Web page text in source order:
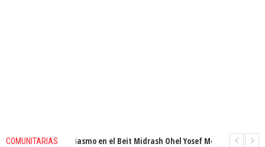
COMUNITARIAS
entusiasmo en el Beit Midrash Ohel Yosef Moshe 1 months ago